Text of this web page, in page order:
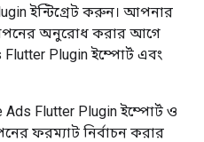
ইন্টিগ্রেট করুন। আপনার
অনুরোধ করার আগে
Flutter Pluginইম্পোর্ট এবং
Ads Flutter Pluginইম্পোর্ট ও
ফরম্যাট নির্বাচন করার